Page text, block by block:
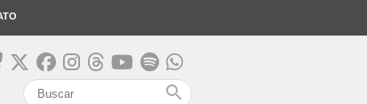
search